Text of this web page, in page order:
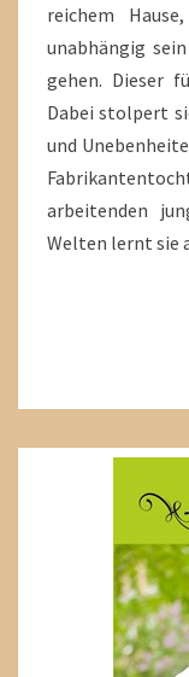
reichem
unabhängig
gehen. Dieser
Dabei stolpert
und
arbeitenden
Welten lernt sie